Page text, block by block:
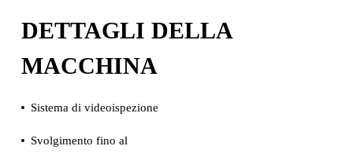
DETTAGLI DELLA
MACCHINA
Sistema di videoispezione
Svolgimento fino al